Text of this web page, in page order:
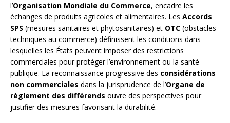
l’Organisation Mondiale du Commerce, encadre les
échanges de produits agricoles et alimentaires. Les Accords
SPS (mesures sanitaires et phytosanitaires) et OTC (obstacles
techniques au commerce) définissent les conditions dans
lesquelles les États peuvent imposer des restrictions
commerciales pour protéger l’environnement ou la santé
publique. La reconnaissance progressive des considérations
non commerciales dans la jurisprudence de l’Organe de
règlement des différends ouvre des perspectives pour
justifier des mesures favorisant la durabilité.